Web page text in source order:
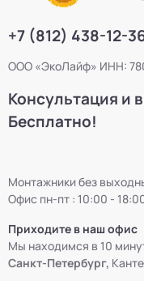
+7 (812) 438-12-
ООО «ЭкоЛайф» ИНН:
Консультация и
Бесплатно!
Монтажники без
Офис пн-пт : 10:00 -
Приходите в наш офис
Мы находимся в 10
Санкт-Петербург,